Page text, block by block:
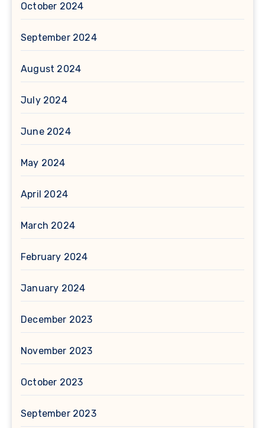
October 2024
September 2024
August 2024
July 2024
June 2024
May 2024
April 2024
March 2024
February 2024
January 2024
December 2023
November 2023
October 2023
September 2023